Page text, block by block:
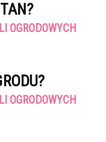
OGRODOWYCH
OGRODOWYCH